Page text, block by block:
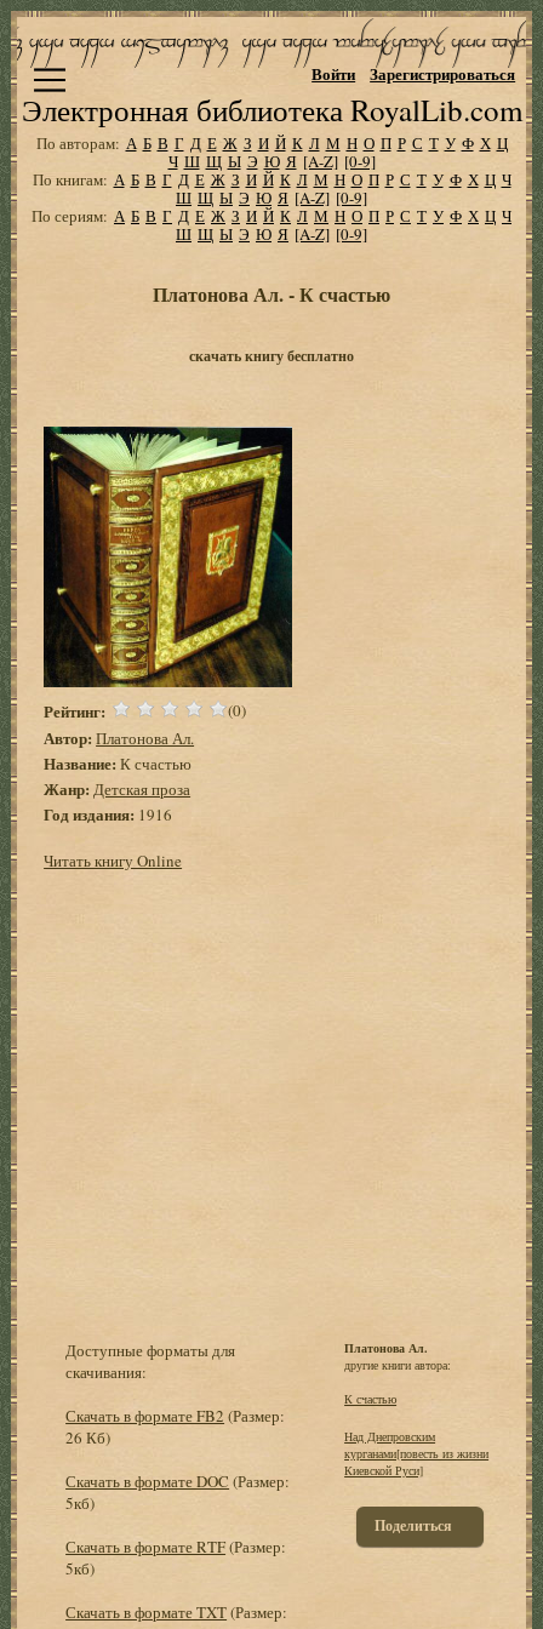
Электронная библиотека RoyalLib.com
Войти Зарегистрироваться
По авторам: А Б В Г Д Е Ж З И Й К Л М Н О П Р С Т У Ф Х Ц
Ч Ш Щ Ы Э Ю Я [A-Z] [0-9]
По книгам: А Б В Г Д Е Ж З И Й К Л М Н О П Р С Т У Ф Х Ц Ч
Ш Щ Ы Э Ю Я [A-Z] [0-9]
По сериям: А Б В Г Д Е Ж З И Й К Л М Н О П Р С Т У Ф Х Ц Ч
Ш Щ Ы Э Ю Я [A-Z] [0-9]
Платонова Ал. - К счастью
скачать книгу бесплатно
Рейтинг: (0)
Автор: Платонова Ал.
Название: К счастью
Жанр: Детская проза
Год издания: 1916
Читать книгу Online
Доступные форматы для
скачивания:
Скачать в формате FB2 (Размер:
26 Кб)
Скачать в формате DOC (Размер:
5кб)
Скачать в формате RTF(Размер:
5кб)
Скачать в формате TXT(Размер:
Платонова Ал.
другие книги автора:
К счастью
Над Днепровским
курганами[повесть из жизни
Киевской Руси]
Поделиться